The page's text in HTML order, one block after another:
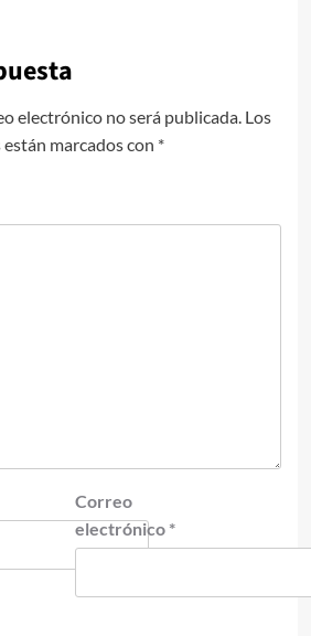
electrónico no será publicada. Los
marcados con *
Correo
electrónico *